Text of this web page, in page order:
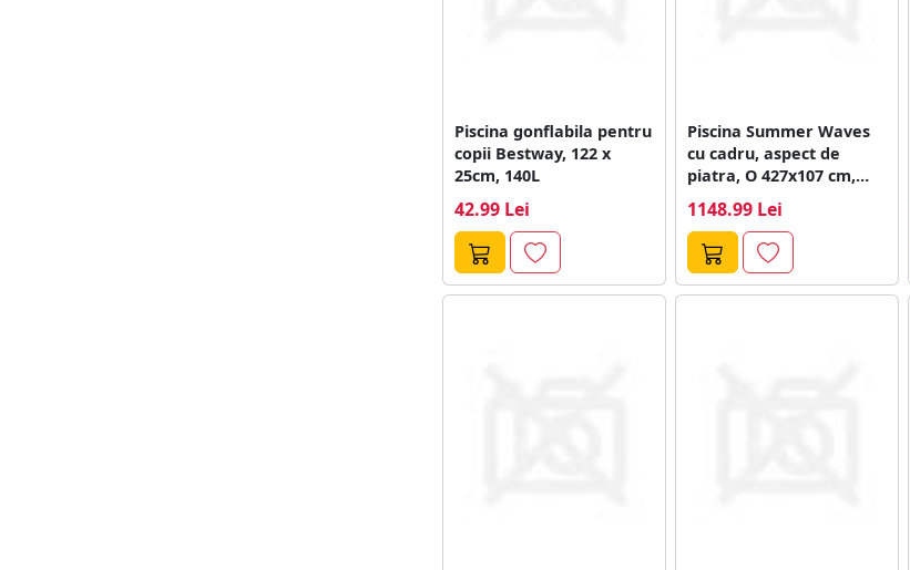
Piscina gonflabila pentru
copii Bestway, 122 x
25cm, 140L
42.99 Lei
Piscina Summer Waves
cu cadru, aspect de
piatra, O 427x107 cm,
1148.99 Lei